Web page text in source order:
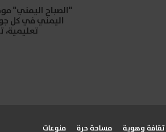
"الصباح اليمني"
اليمني في كل
تعليمية،
ثقافة وهوية مساحة حرة منوعات